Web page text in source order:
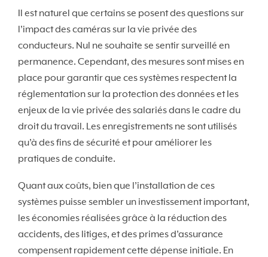
Il est naturel que certains se posent des questions sur
l’impact des caméras sur la vie privée des
conducteurs. Nul ne souhaite se sentir surveillé en
permanence. Cependant, des mesures sont mises en
place pour garantir que ces systèmes respectent la
réglementation sur la protection des données et les
enjeux de la vie privée des salariés dans le cadre du
droit du travail. Les enregistrements ne sont utilisés
qu’à des fins de sécurité et pour améliorer les
pratiques de conduite.
Quant aux coûts, bien que l’installation de ces
systèmes puisse sembler un investissement important,
les économies réalisées grâce à la réduction des
accidents, des litiges, et des primes d’assurance
compensent rapidement cette dépense initiale. En